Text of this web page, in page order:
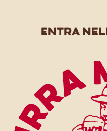
entra